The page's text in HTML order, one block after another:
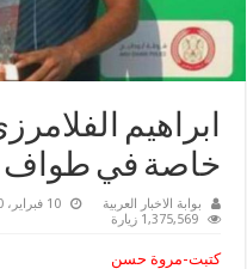
ابراهيم
خاصة في طواف
بوابة الاخبار العربية 10 فبراير، 2020
1,375,569 زيارة
كتبت-مروة حسن